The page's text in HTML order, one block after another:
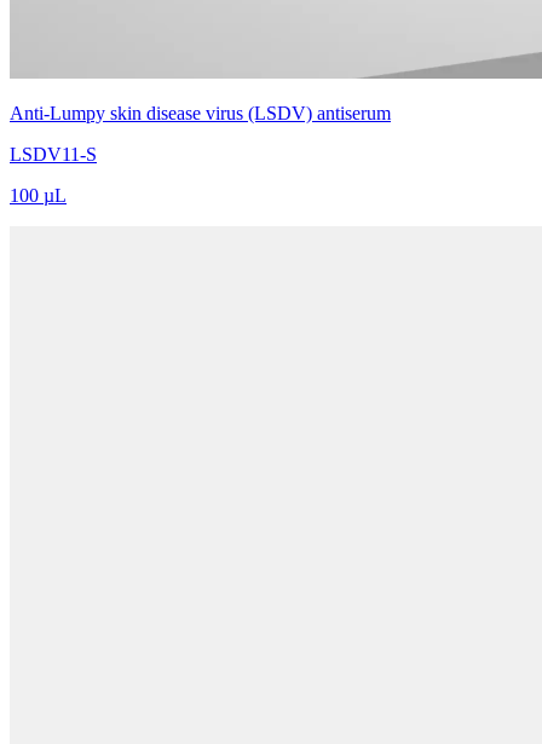
Anti-Lumpy skin disease virus (LSDV) antiserum
LSDV11-S
100 µL